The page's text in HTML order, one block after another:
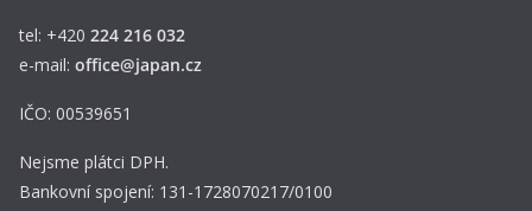
tel: +420 224 216 032
e-mail: office@japan.cz
IČO: 00539651
Nejsme plátci DPH.
Bankovní spojení: 131-1728070217/0100